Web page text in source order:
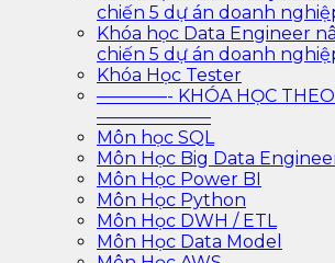
chiến 5 dự án doanh
Khóa học Data Engineer
chiến 5 dự án doanh
Khóa Học Tester
————- KHÓA HỌC THEO
——————–
Môn học SQL
Môn Học Big Data
Môn Học Power BI
Môn Học Python
Môn Học DWH / ETL
Môn Học Data Model